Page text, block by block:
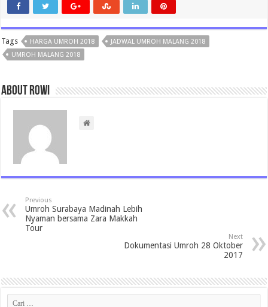
Tags HARGA UMROH 2018
JADWAL UMROH MALANG 2018
UMROH MALANG 2018
About rowi
Previous
Umroh Surabaya Madinah Lebih
Nyaman bersama Zara Makkah
Tour
Next
Dokumentasi Umroh 28 Oktober
2017